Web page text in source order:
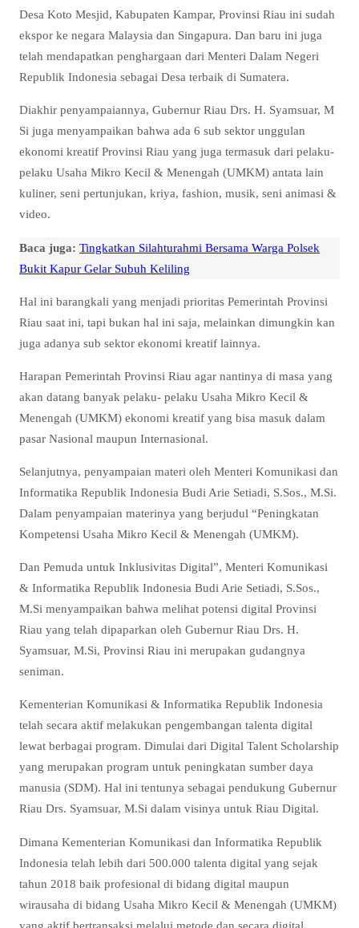
Desa Koto Mesjid, Kabupaten Kampar, Provinsi Riau ini sudah
ekspor ke negara Malaysia dan Singapura. Dan baru ini juga
telah mendapatkan penghargaan dari Menteri Dalam Negeri
Republik Indonesia sebagai Desa terbaik di Sumatera.
Diakhir penyampaiannya, Gubernur Riau Drs. H. Syamsuar, M
Si juga menyampaikan bahwa ada 6 sub sektor unggulan
ekonomi kreatif Provinsi Riau yang juga termasuk dari pelaku-
pelaku Usaha Mikro Kecil & Menengah (UMKM) antata lain
kuliner, seni pertunjukan, kriya, fashion, musik, seni animasi &
video.
Baca juga: Tingkatkan Silahturahmi Bersama Warga Polsek
Bukit Kapur Gelar Subuh Keliling
Hal ini barangkali yang menjadi prioritas Pemerintah Provinsi
Riau saat ini, tapi bukan hal ini saja, melainkan dimungkin kan
juga adanya sub sektor ekonomi kreatif lainnya.
Harapan Pemerintah Provinsi Riau agar nantinya di masa yang
akan datang banyak pelaku- pelaku Usaha Mikro Kecil &
Menengah (UMKM) ekonomi kreatif yang bisa masuk dalam
pasar Nasional maupun Internasional.
Selanjutnya, penyampaian materi oleh Menteri Komunikasi dan
Informatika Republik Indonesia Budi Arie Setiadi, S.Sos., M.Si.
Dalam penyampaian materinya yang berjudul “Peningkatan
Kompetensi Usaha Mikro Kecil & Menengah (UMKM).
Dan Pemuda untuk Inklusivitas Digital”, Menteri Komunikasi
& Informatika Republik Indonesia Budi Arie Setiadi, S.Sos.,
M.Si menyampaikan bahwa melihat potensi digital Provinsi
Riau yang telah dipaparkan oleh Gubernur Riau Drs. H.
Syamsuar, M.Si, Provinsi Riau ini merupakan gudangnya
seniman.
Kementerian Komunikasi & Informatika Republik Indonesia
telah secara aktif melakukan pengembangan talenta digital
lewat berbagai program. Dimulai dari Digital Talent Scholarship
yang merupakan program untuk peningkatan sumber daya
manusia (SDM). Hal ini tentunya sebagai pendukung Gubernur
Riau Drs. Syamsuar, M.Si dalam visinya untuk Riau Digital.
Dimana Kementerian Komunikasi dan Informatika Republik
Indonesia telah lebih dari 500.000 talenta digital yang sejak
tahun 2018 baik profesional di bidang digital maupun
wirausaha di bidang Usaha Mikro Kecil & Menengah (UMKM)
yang aktif bertransaksi melalui metode dan secara digital.